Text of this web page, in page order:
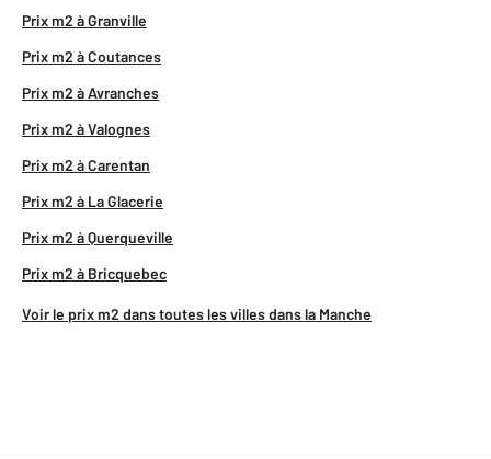
Prix m2 à Granville
Prix m2 à Coutances
Prix m2 à Avranches
Prix m2 à Valognes
Prix m2 à Carentan
Prix m2 à La Glacerie
Prix m2 à Querqueville
Prix m2 à Bricquebec
Voir le prix m2 dans toutes les villes dans la Manche